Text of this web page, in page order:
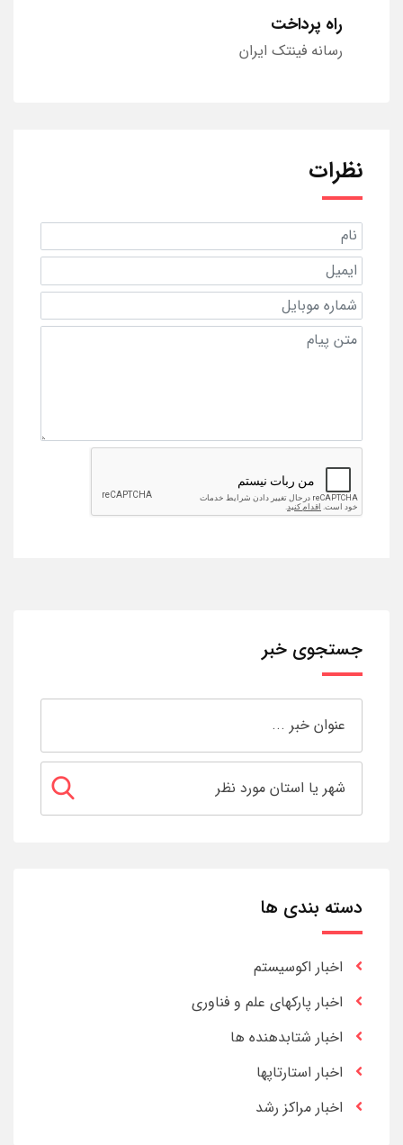
راه پرداخت
رسانه فینتک ایران
نظرات
جستجوی خبر
دسته بندی ها
اخبار اکوسیستم
اخبار پارکهای علم و فناوری
اخبار شتابدهنده ها
اخبار استارتاپها
اخبار مراکز رشد